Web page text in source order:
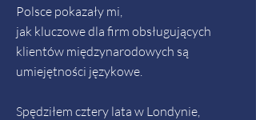
Polsce pokazały mi,
jak kluczowe dla firm obsługujących
klientów międzynarodowych są
umiejętności językowe.
Spędziłem cztery lata w Londynie,